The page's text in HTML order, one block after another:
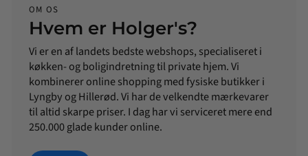
OM OS
Hvem er Holger's?
Vi er en af landets bedste webshops, specialiseret i
køkken- og boligindretning til private hjem. Vi
kombinerer online shopping med fysiske butikker i
Lyngby og Hillerød. Vi har de velkendte mærkevarer
til altid skarpe priser. I dag har vi serviceret mere end
250.000 glade kunder online.